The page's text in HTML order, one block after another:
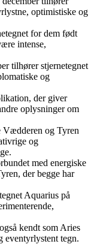
optimistiske og
for dem født
intense,
tilhører stjernetegnet
og
der giver
oplysninger om
Vædderen og Tyren
og
med energiske
der begge har
Aquarius på
kendt som Aries
eventyrlystent tegn.